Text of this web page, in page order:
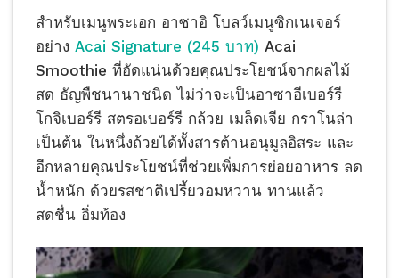
สำหรับเมนูพระเอก อาซาอิ โบลว์เมนูซิกเนเจอร์
อย่างAcai Signature (245 บาท) Acai
Smoothie ที่อัดแน่นด้วยคุณประโยชน์จากผลไม้
สด ธัญพืชนานาชนิด ไม่ว่าจะเป็นอาซาอีเบอร์รี
โกจิเบอร์รี สตรอเบอร์รี กล้วย เมล็ดเจีย กราโนล่า
เป็นต้น ในหนึ่งถ้วยได้ทั้งสารต้านอนุมูลอิสระ และ
อีกหลายคุณประโยชน์ที่ช่วยเพิ่มการย่อยอาหาร ลด
น้ำหนัก ด้วยรสชาติเปรี้ยวอมหวาน ทานแล้ว
สดชื่น อิ่มท้อง